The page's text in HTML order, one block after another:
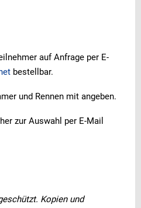
auf Anfrage per E-
bestellbar.
und Rennen mit angeben.
zur Auswahl per E-Mail
Kopien und